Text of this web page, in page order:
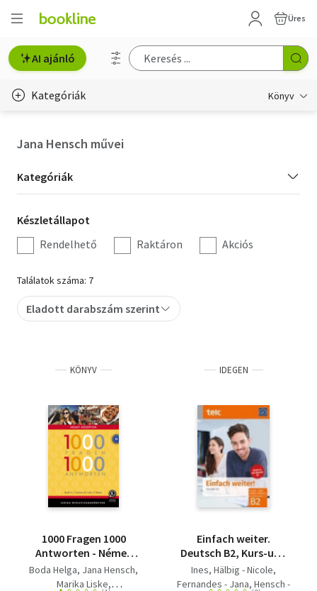
Üres
AI ajánló
Kategóriák Könyv
Hobbi, szabadidő
Irodalom
Művészet
Szakkönyv
Tankönyv, segédkönyv
Társadalomtudomány
Természettudomány
Történelem
Jana Hensch művei
Kategória
szűrés
Kategóriák
Készletállapot
szűrés
Készletállapot
Rendelhető
Raktáron Akciós
Találatok száma: 7
Eladott darabszám szerint
KÖNYV
1000 Fragen 1000
Antworten - Német
középfok
Boda Helga Jana Hensch
Marika Liske
IDEGEN
Einfach weiter.
Deutsch B2, Kurs-und
Arbeitsbuch
Ines, Hälbig - Nicole,
Fernandes - Jana, Hensch -